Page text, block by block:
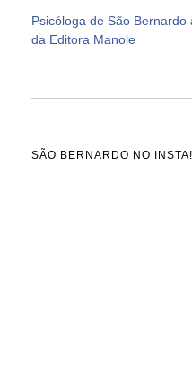
Psicóloga de São
da Editora Manole
SÃO BERNARDO NO INSTA!